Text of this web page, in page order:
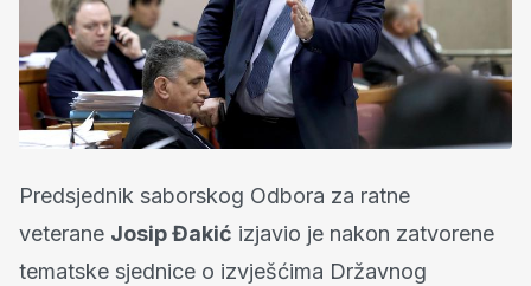
Predsjednik saborskog Odbora za ratne
veterane Josip Đakić izjavio je nakon zatvorene
tematske sjednice o izvješćima Državnog